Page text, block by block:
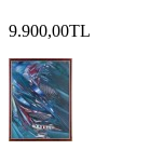
9.900,00TL